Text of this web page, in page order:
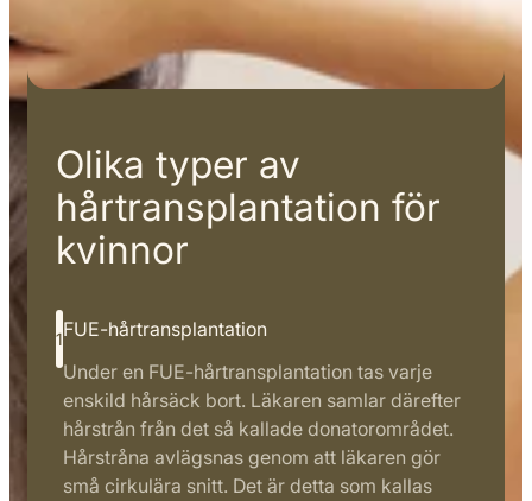
Olika typer av
hårtransplantation för
kvinnor
1FUE-hårtransplantation
Under en FUE-hårtransplantation tas varje
enskild hårsäck bort. Läkaren samlar därefter
hårstrån från det så kallade donatorområdet.
Hårstråna avlägsnas genom att läkaren gör
små cirkulära snitt. Det är detta som kallas